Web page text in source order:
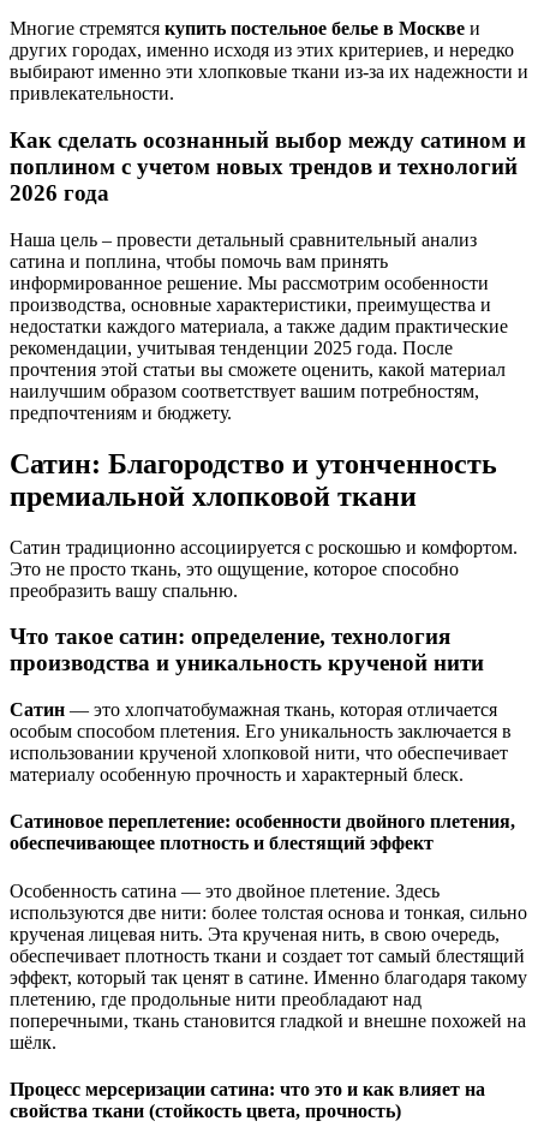
Многие стремятся купить постельное белье в Москве и
других городах, именно исходя из этих критериев, и нередко
выбирают именно эти хлопковые ткани из-за их надежности и
привлекательности.
Как сделать осознанный выбор между сатином и
поплином с учетом новых трендов и технологий
2026 года
Наша цель – провести детальный сравнительный анализ
сатина и поплина, чтобы помочь вам принять
информированное решение. Мы рассмотрим особенности
производства, основные характеристики, преимущества и
недостатки каждого материала, а также дадим практические
рекомендации, учитывая тенденции 2025 года. После
прочтения этой статьи вы сможете оценить, какой материал
наилучшим образом соответствует вашим потребностям,
предпочтениям и бюджету.
Сатин: Благородство и утонченность
премиальной хлопковой ткани
Сатин традиционно ассоциируется с роскошью и комфортом.
Это не просто ткань, это ощущение, которое способно
преобразить вашу спальню.
Что такое сатин: определение, технология
производства и уникальность крученой нити
Сатин — это хлопчатобумажная ткань, которая отличается
особым способом плетения. Его уникальность заключается в
использовании крученой хлопковой нити, что обеспечивает
материалу особенную прочность и характерный блеск.
Сатиновое переплетение: особенности двойного плетения,
обеспечивающее плотность и блестящий эффект
Особенность сатина — это двойное плетение. Здесь
используются две нити: более толстая основа и тонкая, сильно
крученая лицевая нить. Эта крученая нить, в свою очередь,
обеспечивает плотность ткани и создает тот самый блестящий
эффект, который так ценят в сатине. Именно благодаря такому
плетению, где продольные нити преобладают над
поперечными, ткань становится гладкой и внешне похожей на
шёлк.
Процесс мерсеризации сатина: что это и как влияет на
свойства ткани (стойкость цвета, прочность)